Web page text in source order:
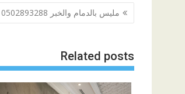
تصفّح
المقالات
مليس بالدمام والخبر 0502893288
Related posts